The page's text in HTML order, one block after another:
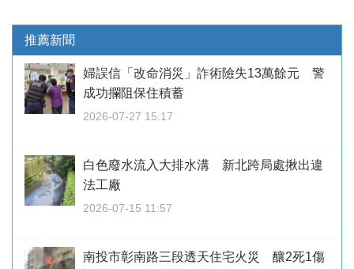
推薦新聞
婦誤信「改命消災」詐術險失13萬餘元 警
成功攔阻保住積蓄
2026-07-27 15:17
白色廢水流入大排水溝 新北跨局處揪出違
法工廠
2026-07-15 11:57
南投市彰南路三段透天住宅火災 釀2死1傷